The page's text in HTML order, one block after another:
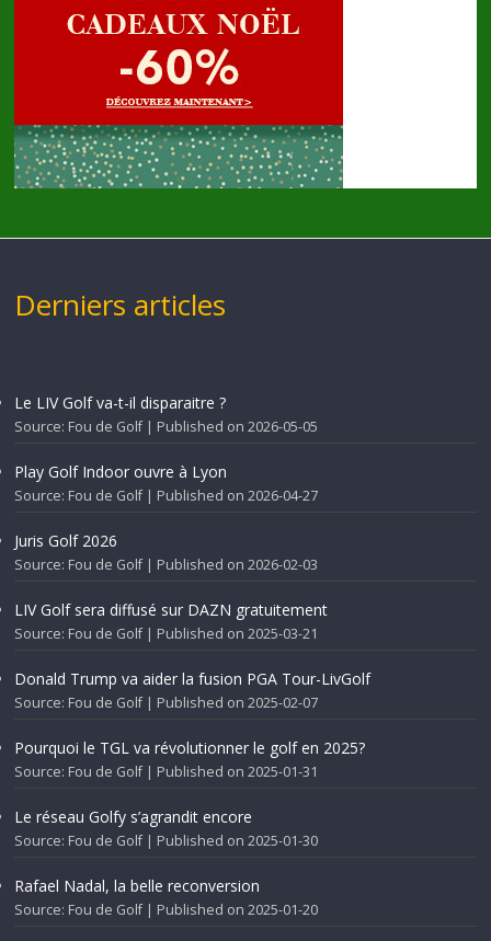
Derniers articles
Le LIV Golf va-t-il disparaitre ?
Source: Fou de Golf Published on 2026-05-05
Play Golf Indoor ouvre à Lyon
Source: Fou de Golf Published on 2026-04-27
Juris Golf 2026
Source: Fou de Golf Published on 2026-02-03
LIV Golf sera diffusé sur DAZN gratuitement
Source: Fou de Golf Published on 2025-03-21
Donald Trump va aider la fusion PGA Tour-LivGolf
Source: Fou de Golf Published on 2025-02-07
Pourquoi le TGL va révolutionner le golf en 2025?
Source: Fou de Golf Published on 2025-01-31
Le réseau Golfy s’agrandit encore
Source: Fou de Golf Published on 2025-01-30
Rafael Nadal, la belle reconversion
Source: Fou de Golf Published on 2025-01-20